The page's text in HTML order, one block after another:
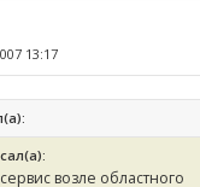
13:17
возле областного